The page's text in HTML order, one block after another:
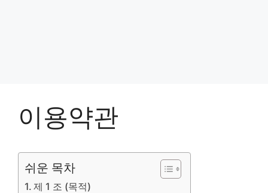
이용약관
쉬운 목차
제 1 조 (목적)